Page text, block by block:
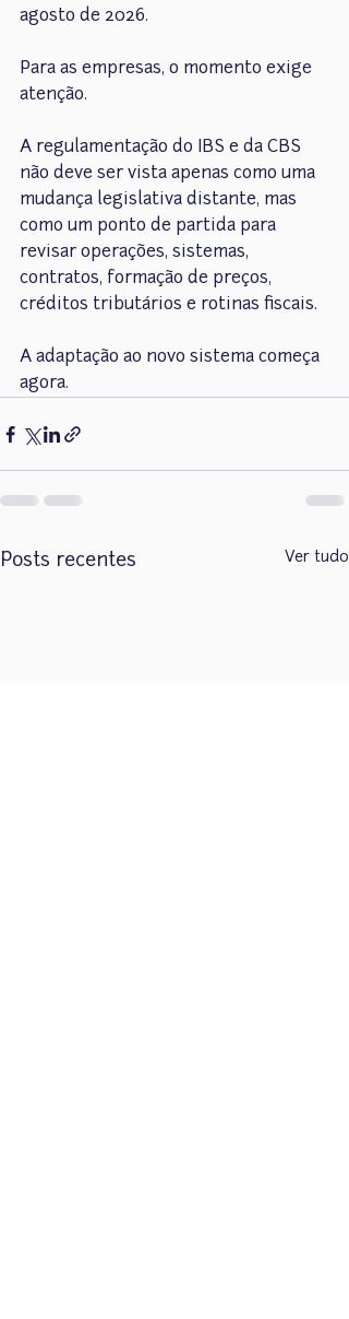
agosto de 2026.
Para as empresas, o momento exige
atenção.
A regulamentação do IBS e da CBS
não deve ser vista apenas como uma
mudança legislativa distante, mas
como um ponto de partida para
revisar operações, sistemas,
contratos, formação de preços,
créditos tributários e rotinas fiscais.
A adaptação ao novo sistema começa
agora.
Posts recentes Ver tudo